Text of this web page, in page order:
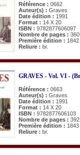
Référence : 0662
Auteur(s) : Graves
Date édition : 1991
Format : 14 X 20
ISBN : 9782877606097
Nombre de pages : 360
Première édition : 1842
Reliure : br.
GRAVES - Vol. VI -
Référence : 0663
Auteur(s) : Graves
Date édition : 1991
Format : 14 X 20
ISBN : 9782877606103
Nombre de pages : 392
Première édition : 1843
Reliure : br.